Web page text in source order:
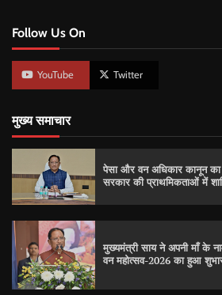
Follow Us On
YouTube Twitter
मुख्य समाचार
पेसा और वन अधिकार कानून का
सरकार की प्राथमिकताओं में
मुख्यमंत्री साय ने अपनी माँ के
वन महोत्सव-2026 का हुआ